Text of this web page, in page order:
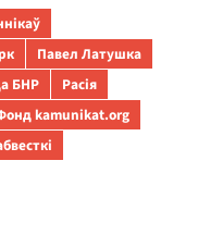
Павел Латушка
БНР
Расія
kamunikat.org